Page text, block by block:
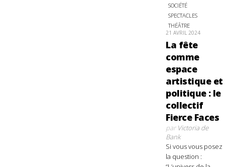
SOCIÉTÉ
SPECTACLES
THÉÂTRE
21 AVRIL 2024
La fête
comme
espace
artistique et
politique : le
collectif
Fierce Faces
parVictoria de
Bank
Si vous vous posez
la question :